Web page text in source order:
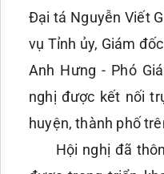
Đại tá Nguyễn Viết
vụ Tỉnh ủy, Giám
Anh Hưng - Phó
nghị được kết nối
huyện, thành phố
Hội nghị đã